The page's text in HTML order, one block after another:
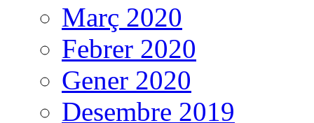
Març 2020
Febrer 2020
Gener 2020
Desembre 2019